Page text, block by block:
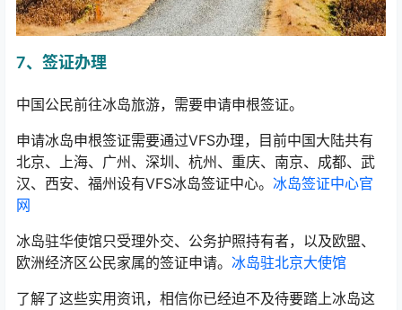
7、签证办理
中国公民前往冰岛旅游，需要申请申根签证。
申请冰岛申根签证需要通过VFS办理，目前中国大陆共有
北京、上海、广州、深圳、杭州、重庆、南京、成都、武
汉、西安、福州设有VFS冰岛签证中心。 冰岛签证中心官
网
冰岛驻华使馆只受理外交、公务护照持有者，以及欧盟、
欧洲经济区公民家属的签证申请。 冰岛驻北京大使馆
了解了这些实用资讯，相信你已经迫不及待要踏上冰岛这